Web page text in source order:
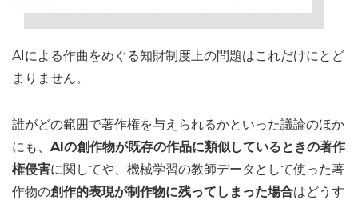
AIによる作曲をめぐる知財制度上の問題はこれだけにとど
まりません。
誰がどの範囲で著作権を与えられるかといった議論のほか
にも、 AIの創作物が既存の作品に類似しているときの著作
権侵害に関してや、機械学習の教師データとして使った著
作物の創作的表現が制作物に残ってしまった場合はどうす